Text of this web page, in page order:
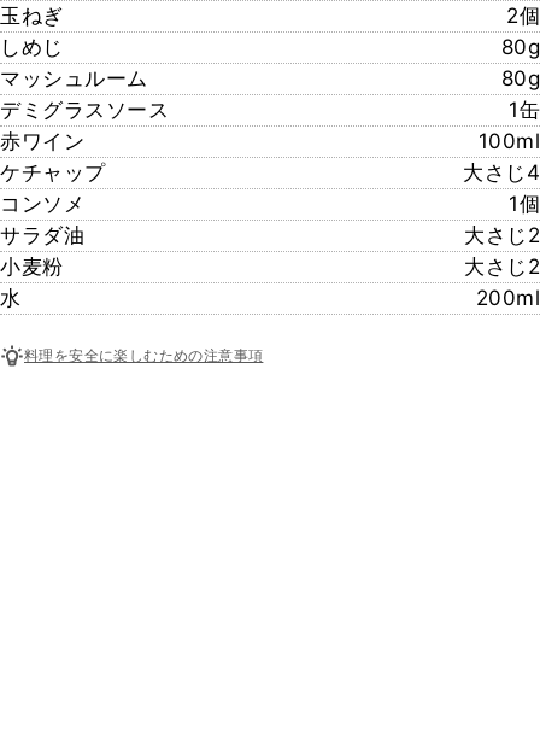
玉ねぎ
2個
しめじ
80g
マッシュルーム
80g
デミグラスソース
1缶
赤ワイン
100ml
ケチャップ
大さじ4
コンソメ
1個
サラダ油
大さじ2
小麦粉
大さじ2
水
200ml
料理を安全に楽しむための注意事項